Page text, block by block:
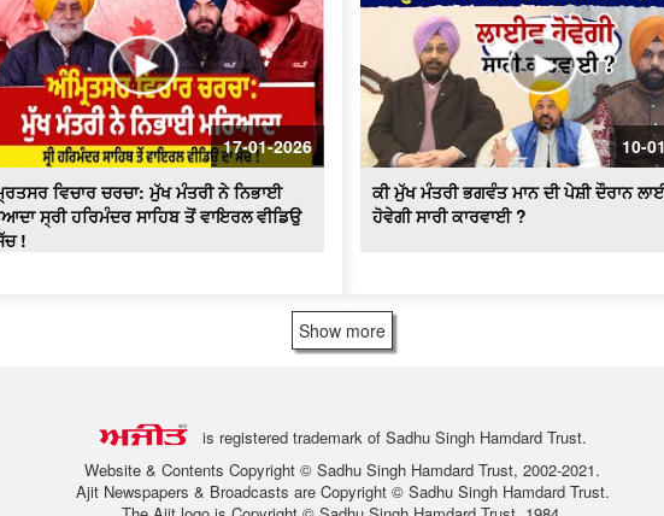
17-01-2026
ਵਿਚਾਰ ਚਰਚਾ: ਮੁੱਖ ਮੰਤਰੀ ਨੇ ਨਿਭਾਈ
ਸ੍ਰੀ ਹਰਿਮੰਦਰ ਸਾਹਿਬ ਤੋਂ ਵਾਇਰਲ ਵੀਡਿਉ
!
10-
ਕੀ ਮੁੱਖ ਮੰਤਰੀ ਭਗਵੰਤ ਮਾਨ ਦੀ ਪੇਸ਼ੀ ਦੌਰਾਨ
ਹੋਵੇਗੀ ਸਾਰੀ ਕਾਰਵਾਈ ?
Show more
is registered trademark of Sadhu Singh Hamdard Trust.
Website & Contents Copyright © Sadhu Singh Hamdard Trust, 2002-2021.
Ajit Newspapers & Broadcasts are Copyright © Sadhu Singh Hamdard Trust.